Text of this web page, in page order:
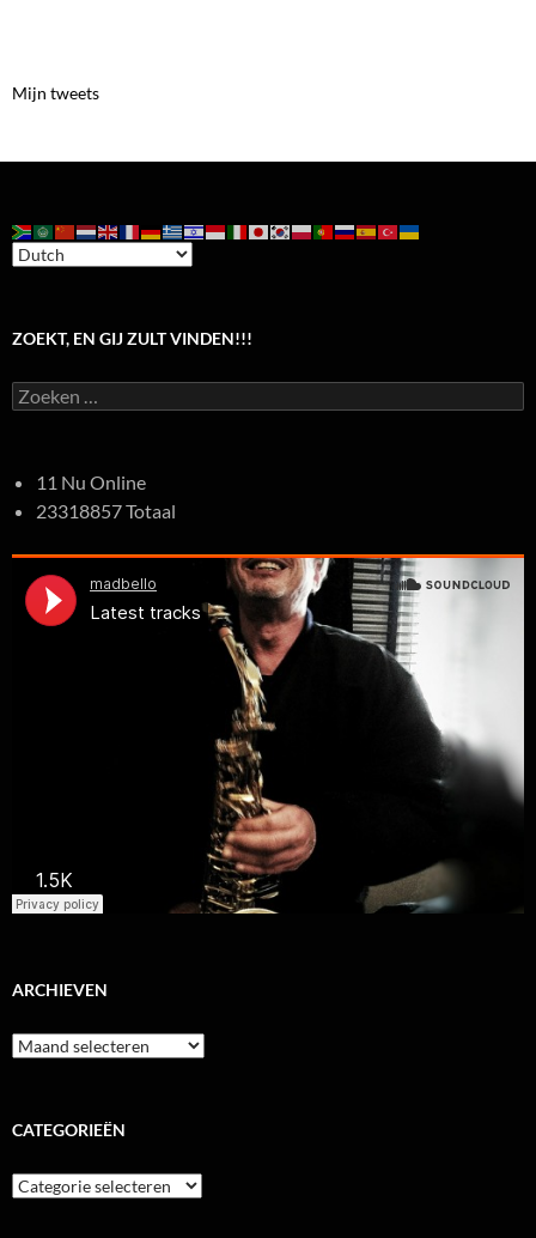
Mijn tweets
ZOEKT, EN GIJ ZULT VINDEN!!!
Zoeken
naar:
11 Nu Online
23318857 Totaal
ARCHIEVEN
Archieven
CATEGORIEËN
Categorieën